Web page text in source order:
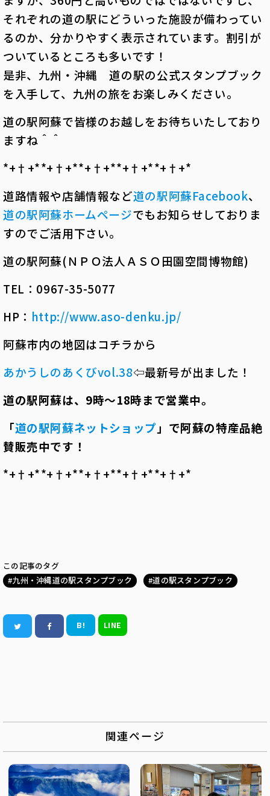
それぞれの道の駅にどういった施設が備わってい
るのか、分かりやすく表示されています。割引が
ついているところも多いです！
是非、九州・沖縄 道の駅の公式スタンプブック
を入手して、九州の旅をお楽しみください。
道の駅阿蘇で皆様のお越しをお待ちいたしており
ますね＾＾
*+†+*――*+†+*――*+†+*――*+†+*――*+†+*――
道路情報や店舗情報など道の駅阿蘇Facebook、
道の駅阿蘇ホームページでもお知らせしておりま
すのでご活用下さい。
道の駅阿蘇(ＮＰＯ法人ＡＳＯ田園空間博物館)
TEL：0967-35-5077
HP： http://www.aso-denku.jp/
阿蘇市内の地図はコチラから
あかうしのあくびvol.38⇦最新号が出ました！
道の駅阿蘇は、 9時～18時まで営業中。
「道の駅阿蘇ネットショップ」で阿蘇の特産品絶
賛販売中です！
*+†+*――*+†+*――*+†+*――*+†+*――*+†+*――
この記事のタグ
九州・沖縄道の駅スタンプブック
道の駅スタンプブック
B! LINE
関連ページ